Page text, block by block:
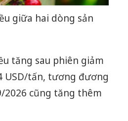
giữa hai dòng sản
tăng sau phiên giảm
USD/tấn, tương đương
2026 cũng tăng thêm